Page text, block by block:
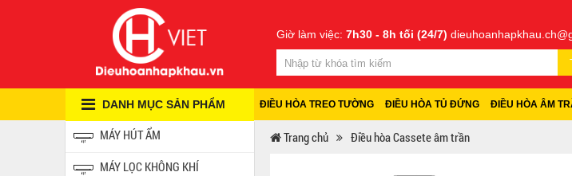
Giờ làm việc: 7h30 - 8h tối (24/7)
ĐIỀU HÒA TREO TƯỜNG ĐIỀU HÒA TỦ ĐỨNG ĐIỀU HÒA ÂM
DANH MỤC SẢN PHẨM
MÁY HÚT ẨM
MÁY LỌC KHÔNG KHÍ
Trang chủ Điều hòa Cassete âm trần